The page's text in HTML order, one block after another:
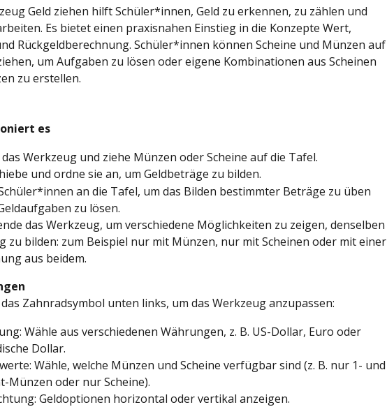
Geld ziehen hilft Schüler*innen, Geld zu erkennen, zu zählen und
Es bietet einen praxisnahen Einstieg in die Konzepte Wert,
Rückgeldberechnung. Schüler*innen können Scheine und Münzen auf
um Aufgaben zu lösen oder eigene Kombinationen aus Scheinen
zu erstellen.
es
Werkzeug und ziehe Münzen oder Scheine auf die Tafel.
und ordne sie an, um Geldbeträge zu bilden.
an die Tafel, um das Bilden bestimmter Beträge zu üben
zu lösen.
das Werkzeug, um verschiedene Möglichkeiten zu zeigen, denselben
zu bilden: zum Beispiel nur mit Münzen, nur mit Scheinen oder mit einer
aus beidem.
Zahnradsymbol unten links, um das Werkzeug anzupassen:
Wähle aus verschiedenen Währungen, z. B. US-Dollar, Euro oder
Dollar.
Wähle, welche Münzen und Scheine verfügbar sind (z. B. nur 1- und
Münzen oder nur Scheine).
Geldoptionen horizontal oder vertikal anzeigen.